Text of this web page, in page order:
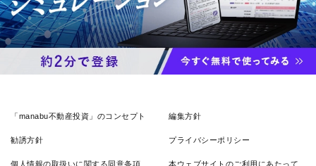
「manabu不動産投資」のコンセプト 編集方針
勧誘方針 プライバシーポリシー
個人情報の取扱いに関する同意条項 本ウェブサイトのご利用にあたって